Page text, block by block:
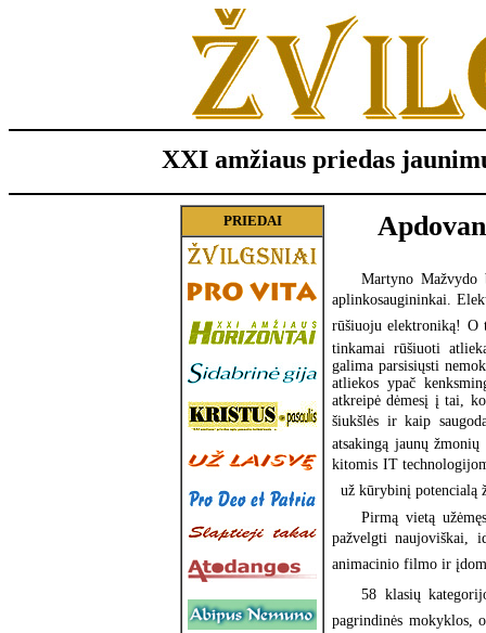
XXI amžiaus priedas
PRIEDAI
Martyno
aplinkosaugininkai.
rūšiuoju elektroniką! O
tinkamai rūšiuoti
galima parsisiųsti
atliekos ypač
atkreipė dėmesį į tai,
šiukšlės ir kaip
atsakingą jaunų
kitomis IT
 už kūrybinį
Pirmą vietą
pažvelgti naujoviškai,
animacinio filmo ir
58 klasių
pagrindinės mokyklos,